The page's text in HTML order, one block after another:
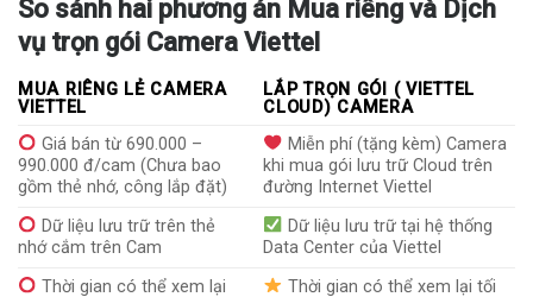
So sánh hai phương án Mua riêng và Dịch
vụ trọn gói Camera Viettel
MUA RIÊNG LẺ CAMERA
VIETTEL
LẮP TRỌN GÓI ( VIETTEL
CLOUD) CAMERA
Giá bán từ 690.000 –
990.000 đ/cam (Chưa bao
gồm thẻ nhớ, công lắp đặt)
Miễn phí (tặng kèm) Camera
khi mua gói lưu trữ Cloud trên
đường Internet Viettel
Dữ liệu lưu trữ trên thẻ
nhớ cắm trên Cam
Dữ liệu lưu trữ tại hệ thống
Data Center của Viettel
Thời gian có thể xem lại
Thời gian có thể xem lại tối